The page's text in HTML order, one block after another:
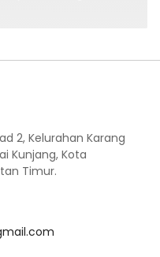
2, Kelurahan Karang
Kunjang, Kota
Timur.